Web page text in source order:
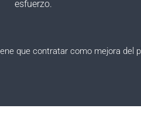
esfuerzo.
que contratar como mejora del